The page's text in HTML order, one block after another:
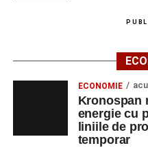
ECONOMIE
Kronospan
energie cu
liniile de
temporar